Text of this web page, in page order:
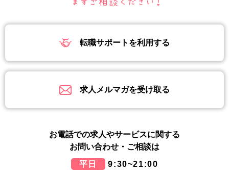
転職サポートを利用する
求人メルマガを受け取る
お電話での求人やサービスに関する
お問い合わせ・ご相談は
平日
9:30~21:00